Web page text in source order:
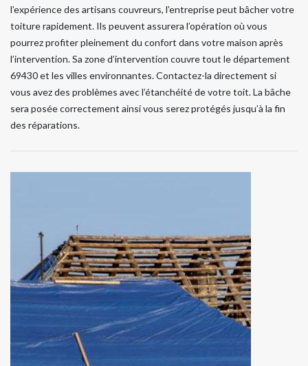
l’expérience des artisans couvreurs, l’entreprise peut bâcher votre
toiture rapidement. Ils peuvent assurera l’opération où vous
pourrez profiter pleinement du confort dans votre maison après
l’intervention. Sa zone d’intervention couvre tout le département
69430 et les villes environnantes. Contactez-la directement si
vous avez des problèmes avec l’étanchéité de votre toit. La bâche
sera posée correctement ainsi vous serez protégés jusqu’à la fin
des réparations.